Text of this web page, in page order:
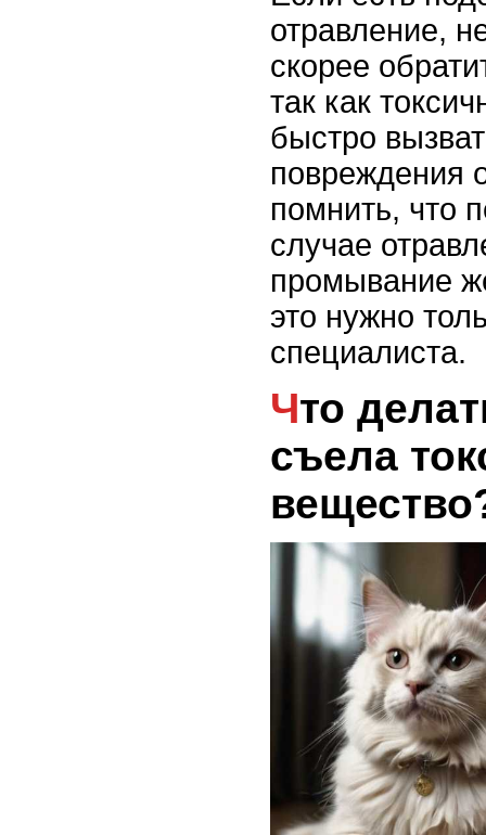
отравление,
скорее
так как
быстро
повреждения
помнить, что
случае
промывание
это нужно
специалиста.
Что делать, если кошка
съела